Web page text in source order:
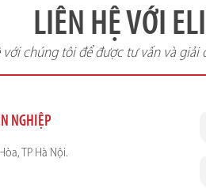
LIÊN HỆ VỚI
với chúng tôi để được tư vấn và
NGHIỆP
TP Hà Nội.